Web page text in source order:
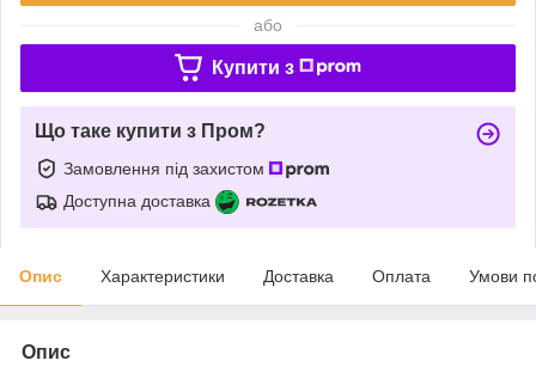
або
Купити з
Що таке купити з Пром?
Замовлення під захистом
Доступна доставка
Опис Характеристики Доставка Оплата Умови
Опис